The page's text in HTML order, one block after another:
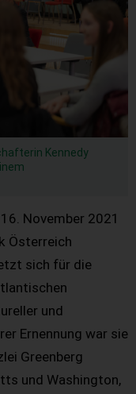
Kennedy
November 2021
Österreich
sich für die
und
Ernennung war sie
Greenberg
und Washington,